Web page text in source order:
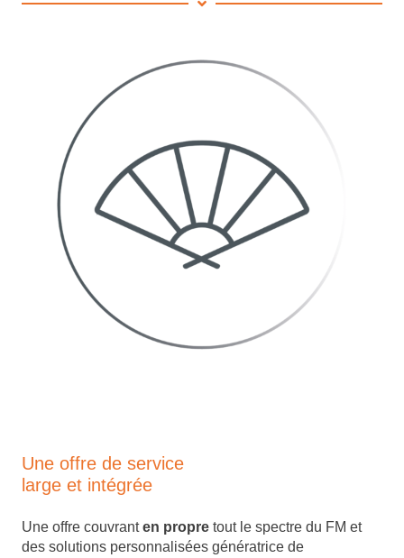
Une offre de service
large et intégrée
Une offre couvranten propre tout le spectre du FM et
des solutions personnalisées génératrice de